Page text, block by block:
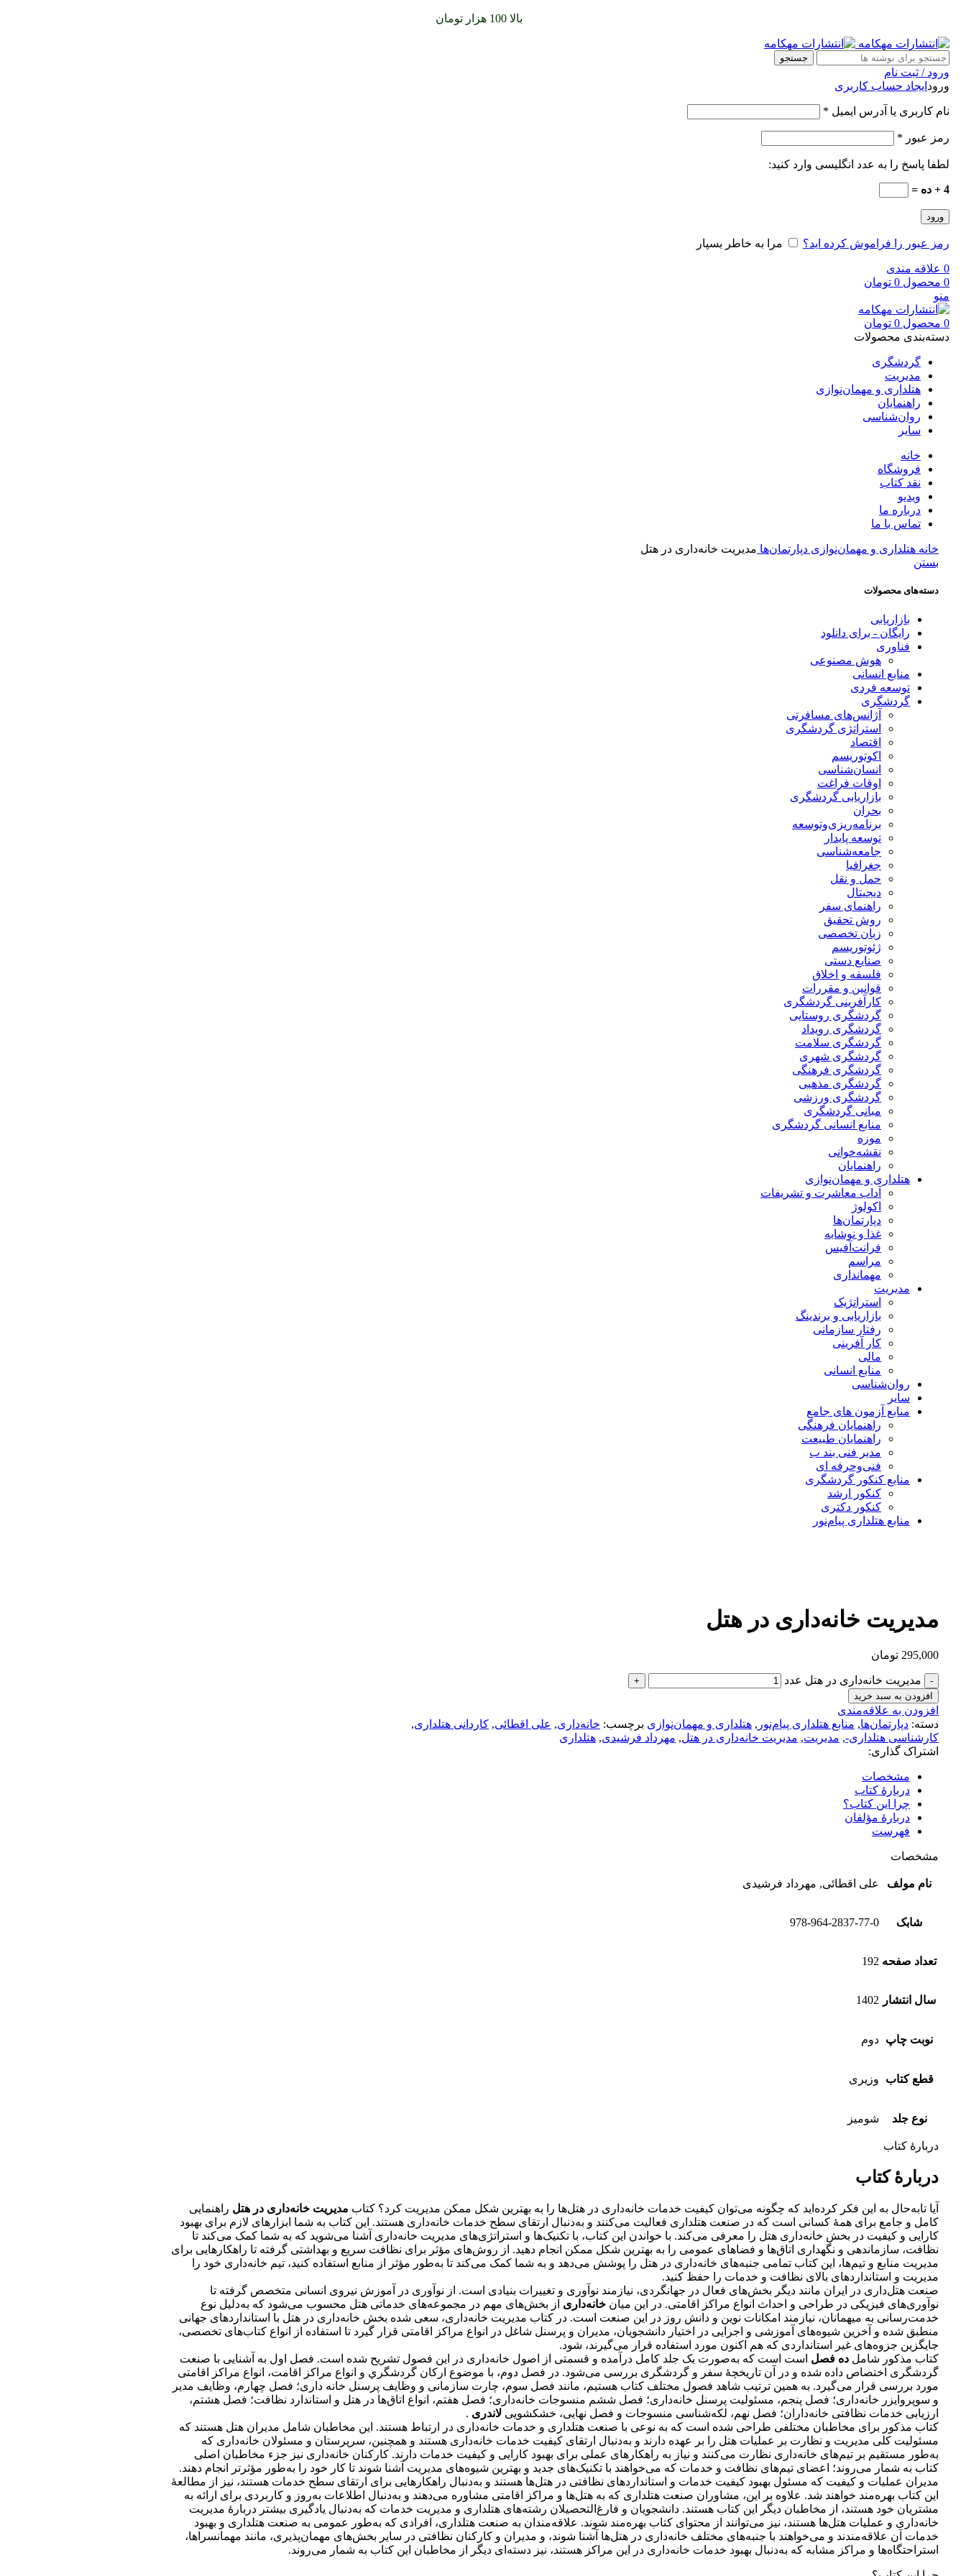
بالا 100 هزار تومان
جستجو
ورود / ثبت نام
ورود ایجاد حساب کاربری
نام کاربری یا آدرس ایمیل *
رمز عبور *
لطفا پاسخ را به عدد انگلیسی وارد کنید:
4 + ده =
ورود
رمز عبور را فراموش کرده اید؟ مرا به خاطر بسپار
0 علاقه مندی
0 محصول 0 تومان
منو
0 محصول 0 تومان
دسته‌بندی محصولات
گردشگری
مدیریت
هتلداری و مهمان‌نوازی
راهنمایان
روان‌شناسی
سایر
خانه
فروشگاه
نقد کتاب
ویدیو
درباره‌ ما
تماس با ما
خانه هتلداری و مهمان‌نوازی دپارتمان‌ها مدیریت خانه‌داری در هتل
مدیریت خانه‌داری در هتل
295,000 تومان
مدیریت خانه‌داری در هتل عدد
افزودن به سبد خرید
افزودن به علاقه‌مندی
دسته: دپارتمان‌ها, منابع هتلداری پیام‌نور , هتلداری و مهمان‌نوازی برچسب: خانه‌داری, علی اقطائی, کاردانی هتلداری,
کارشناسی هتلداری-, مدیریت, مدیریت خانه‌داری در هتل, مهرداد فرشیدی, هتلداری
اشتراک گذاری:
مشخصات
دربارۀ کتاب
چرا این کتاب؟
دربارۀ مؤلفان
فهرست
مشخصات
نام مولف علی اقطائی, مهرداد فرشیدی
شابک 978-964-2837-77-0
تعداد صفحه 192
سال انتشار 1402
نوبت چاپ دوم
قطع کتاب وزیری
نوع جلد شومیز
دربارۀ کتاب
دربارۀ کتاب
آیا تابه‌حال به این فکر کرده‌اید که چگونه می‌توان کیفیت خدمات خانه‌داری در هتل‌ها را به بهترین شکل ممکن مدیریت کرد؟ کتاب مدیریت خانه‌داری در هتل راهنمایی
کامل و جامع برای همۀ کسانی است که در صنعت هتلداری فعالیت می‌کنند و به‌دنبال ارتقای سطح خدمات خانه‌داری هستند. این کتاب به شما ابزارهای لازم برای بهبود
کارایی و کیفیت در بخش خانه‌داری هتل را معرفی می‌کند. با خواندن این کتاب، با تکنیک‌ها و استراتژی‌های مدیریت خانه‌داری آشنا می‌شوید که به شما کمک می‌کند تا
نظافت، سازماندهی و نگهداری اتاق‌ها و فضاهای عمومی را به بهترین شکل ممکن انجام دهید. از روش‌های مؤثر برای نظافت سریع و بهداشتی گرفته تا راهکارهایی برای
مدیریت منابع و تیم‌ها، این کتاب تمامی جنبه‌های خانه‌داری در هتل را پوشش می‌دهد و به شما کمک می‌کند تا به‌طور مؤثر از منابع استفاده کنید، تیم خانه‌داری خود را
مدیریت و استانداردهای بالای نظافت و خدمات را حفظ کنید.
صنعت هتل‌داری در ایران مانند دیگر بخش‌های فعال در جهانگردی، نیازمند نوآوری و تغییرات بنیادی است. از نوآوری در آموزش نیروی انسانی متخصص گرفته تا
نوآوری‌های فیزیکی در طراحی و احداث انواع مراکز اقامتی. در این میان خانه‌داری از بخش‌های مهم در مجموعه‌های خدماتی هتل محسوب می‌شود که به‌دلیل نوع
خدمت‌رسانی به میهمانان، نیازمند امکانات نوین و دانش روز در این صنعت است. در کتاب مدیریت خانه‌داری، سعی شده بخش خانه‌داری در هتل با استانداردهای جهانی
منطبق شده و آخرین شیوه‌های آموزشی و اجرایی در اختیار دانشجویان، مدیران و پرسنل شاغل در انواع مراکز اقامتی قرار گیرد تا استفاده از انواع کتاب‌های تخصصی،
جایگزین جزوه‌های غیر استانداردی که هم اکنون مورد استفاده قرار می‌گیرند، شود.
کتاب مذکور شامل ده فصل است است که به‌صورت یک جلد کامل درآمده و قسمتی از اصول خانه‌داری در این فصول تشریح شده است. فصل اول به آشنایی با صنعت
گردشگری اختصاص داده شده و در آن تاریخچۀ سفر و گردشگری بررسی می‌شود. در فصل دوم، با موضوع اركان گردشگري و انواع مراكز اقامت، انواع مراکز اقامتی
مورد بررسی قرار می‌گیرد. به همین ترتیب شاهد فصول مختلف کتاب هستیم، مانند فصل سوم، چارت سازمانی و وظایف پرسنل خانه داری؛ فصل چهارم، وظایف مدیر
و سوپروایزر خانه‌داری؛ فصل پنجم، مسئولیت پرسنل خانه‌داری؛ فصل ششم منسوجات خانه‌داری؛ فصل هفتم، انواع اتاق‌ها در هتل و استاندارد نظافت؛ فصل هشتم،
ارزیابی خدمات نظافتی خانه‌داران؛ فصل نهم، لکه‌شناسی منسوجات و فصل نهایی، خشکشویی لاندری .
کتاب مذکور برای مخاطبان مختلفی طراحی شده است که به نوعی با صنعت هتلداری و خدمات خانه‌داری در ارتباط هستند. این مخاطبان شامل مدیران هتل هستند که
مسئولیت کلی مدیریت و نظارت بر عملیات هتل را بر عهده دارند و به‌دنبال ارتقای کیفیت خدمات خانه‌داری هستند و همچنین، سرپرستان و مسئولان خانه‌داری که
به‌طور مستقیم بر تیم‌های خانه‌داری نظارت می‌کنند و نیاز به راهکارهای عملی برای بهبود کارایی و کیفیت خدمات دارند. کارکنان خانه‌داری نیز جزء مخاطبان اصلی
کتاب به شمار می‌روند؛ اعضای تیم‌های نظافت و خدمات که می‌خواهند با تکنیک‌های جدید و بهترین شیوه‌های مدیریت آشنا شوند تا کار خود را به‌طور مؤثرتر انجام دهند.
مدیران عملیات و کیفیت که مسئول بهبود کیفیت خدمات و استانداردهای نظافتی در هتل‌ها هستند و به‌دنبال راهکارهایی برای ارتقای سطح خدمات هستند، نیز از مطالعۀ
این کتاب بهره‌مند خواهند شد. علاوه بر این، مشاوران صنعت هتلداری که به هتل‌ها و مراکز اقامتی مشاوره می‌دهند و به‌دنبال اطلاعات به‌روز و کاربردی برای ارائه به
مشتریان خود هستند، از مخاطبان دیگر این کتاب هستند. دانشجویان و فارغ‌التحصیلان رشته‌های هتلداری و مدیریت خدمات که به‌دنبال یادگیری بیشتر دربارۀ مدیریت
خانه‌داری و عملیات هتل‌ها هستند، نیز می‌توانند از محتوای کتاب بهره‌مند شوند. علاقه‌مندان به صنعت هتلداری، افرادی که به‌طور عمومی به صنعت هتلداری و بهبود
خدمات آن علاقه‌مندند و می‌خواهند با جنبه‌های مختلف خانه‌داری در هتل‌ها آشنا شوند، و مدیران و کارکنان نظافتی در سایر بخش‌های مهمان‌پذیری، مانند مهمانسراها،
استراحتگاه‌ها و مراکز مشابه که به‌دنبال بهبود خدمات خانه‌داری در این مراکز هستند، نیز دسته‌ای دیگر از مخاطبان این کتاب به شمار می‌روند.
بستن
دسته‌های محصولات
بازاریابی
رایگان - برای دانلود
فناوری
هوش مصنوعی
منابع انسانی
توسعه فردی
گردشگری
آژانس‌های مسافرتی
استراتژی گردشگری
اقتصاد
اکوتوریسم
انسان‌شناسی
اوقات فراغت
بازاریابی گردشگری
بحران
برنامه‌ریزی‌وتوسعه
توسعه پایدار
جامعه‌شناسی
جغرافیا
حمل و نقل
دیجیتال
راهنمای سفر
روش تحقیق
زبان تخصصی
ژئوتوریسم
صنایع دستی
فلسفه و اخلاق
قوانین و مقررات
کارآفرینی گردشگری
گردشگری روستایی
گردشگری رویداد
گردشگری سلامت
گردشگری شهری
گردشگری فرهنگی
گردشگری مذهبی
گردشگری ورزشی
مبانی گردشگری
منابع انسانی گردشگری
موزه
نقشه‌خوانی
راهنمایان
هتلداری و مهمان‌نوازی
آداب معاشرت و تشریفات
اکولوژ
دپارتمان‌ها
غذا و نوشابه
فرانت‌آفیس
مراسم
مهمانداری
مدیریت
استراتژیک
بازاریابی و برندینگ
رفتار سازمانی
کار آفرینی
مالی
منابع انسانی
روان‌شناسی
سایر
منابع آزمون های جامع
راهنمایان فرهنگی
راهنمایان طبیعت
مدیر فنی بند ب
فنی‌وحرفه‌ ای
منابع کنکور گردشگری
کنکور ارشد
کنکور دکتری
منابع هتلداری پیام‌نور